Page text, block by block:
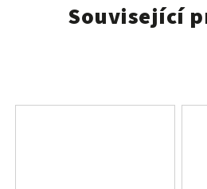
Související